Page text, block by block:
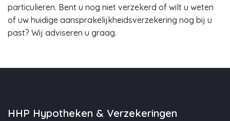
particulieren. Bent u nog niet verzekerd of wilt u weten
of uw huidige aansprakelijkheidsverzekering nog bij u
past? Wij adviseren u graag.
HHP Hypotheken & Verzekeringen